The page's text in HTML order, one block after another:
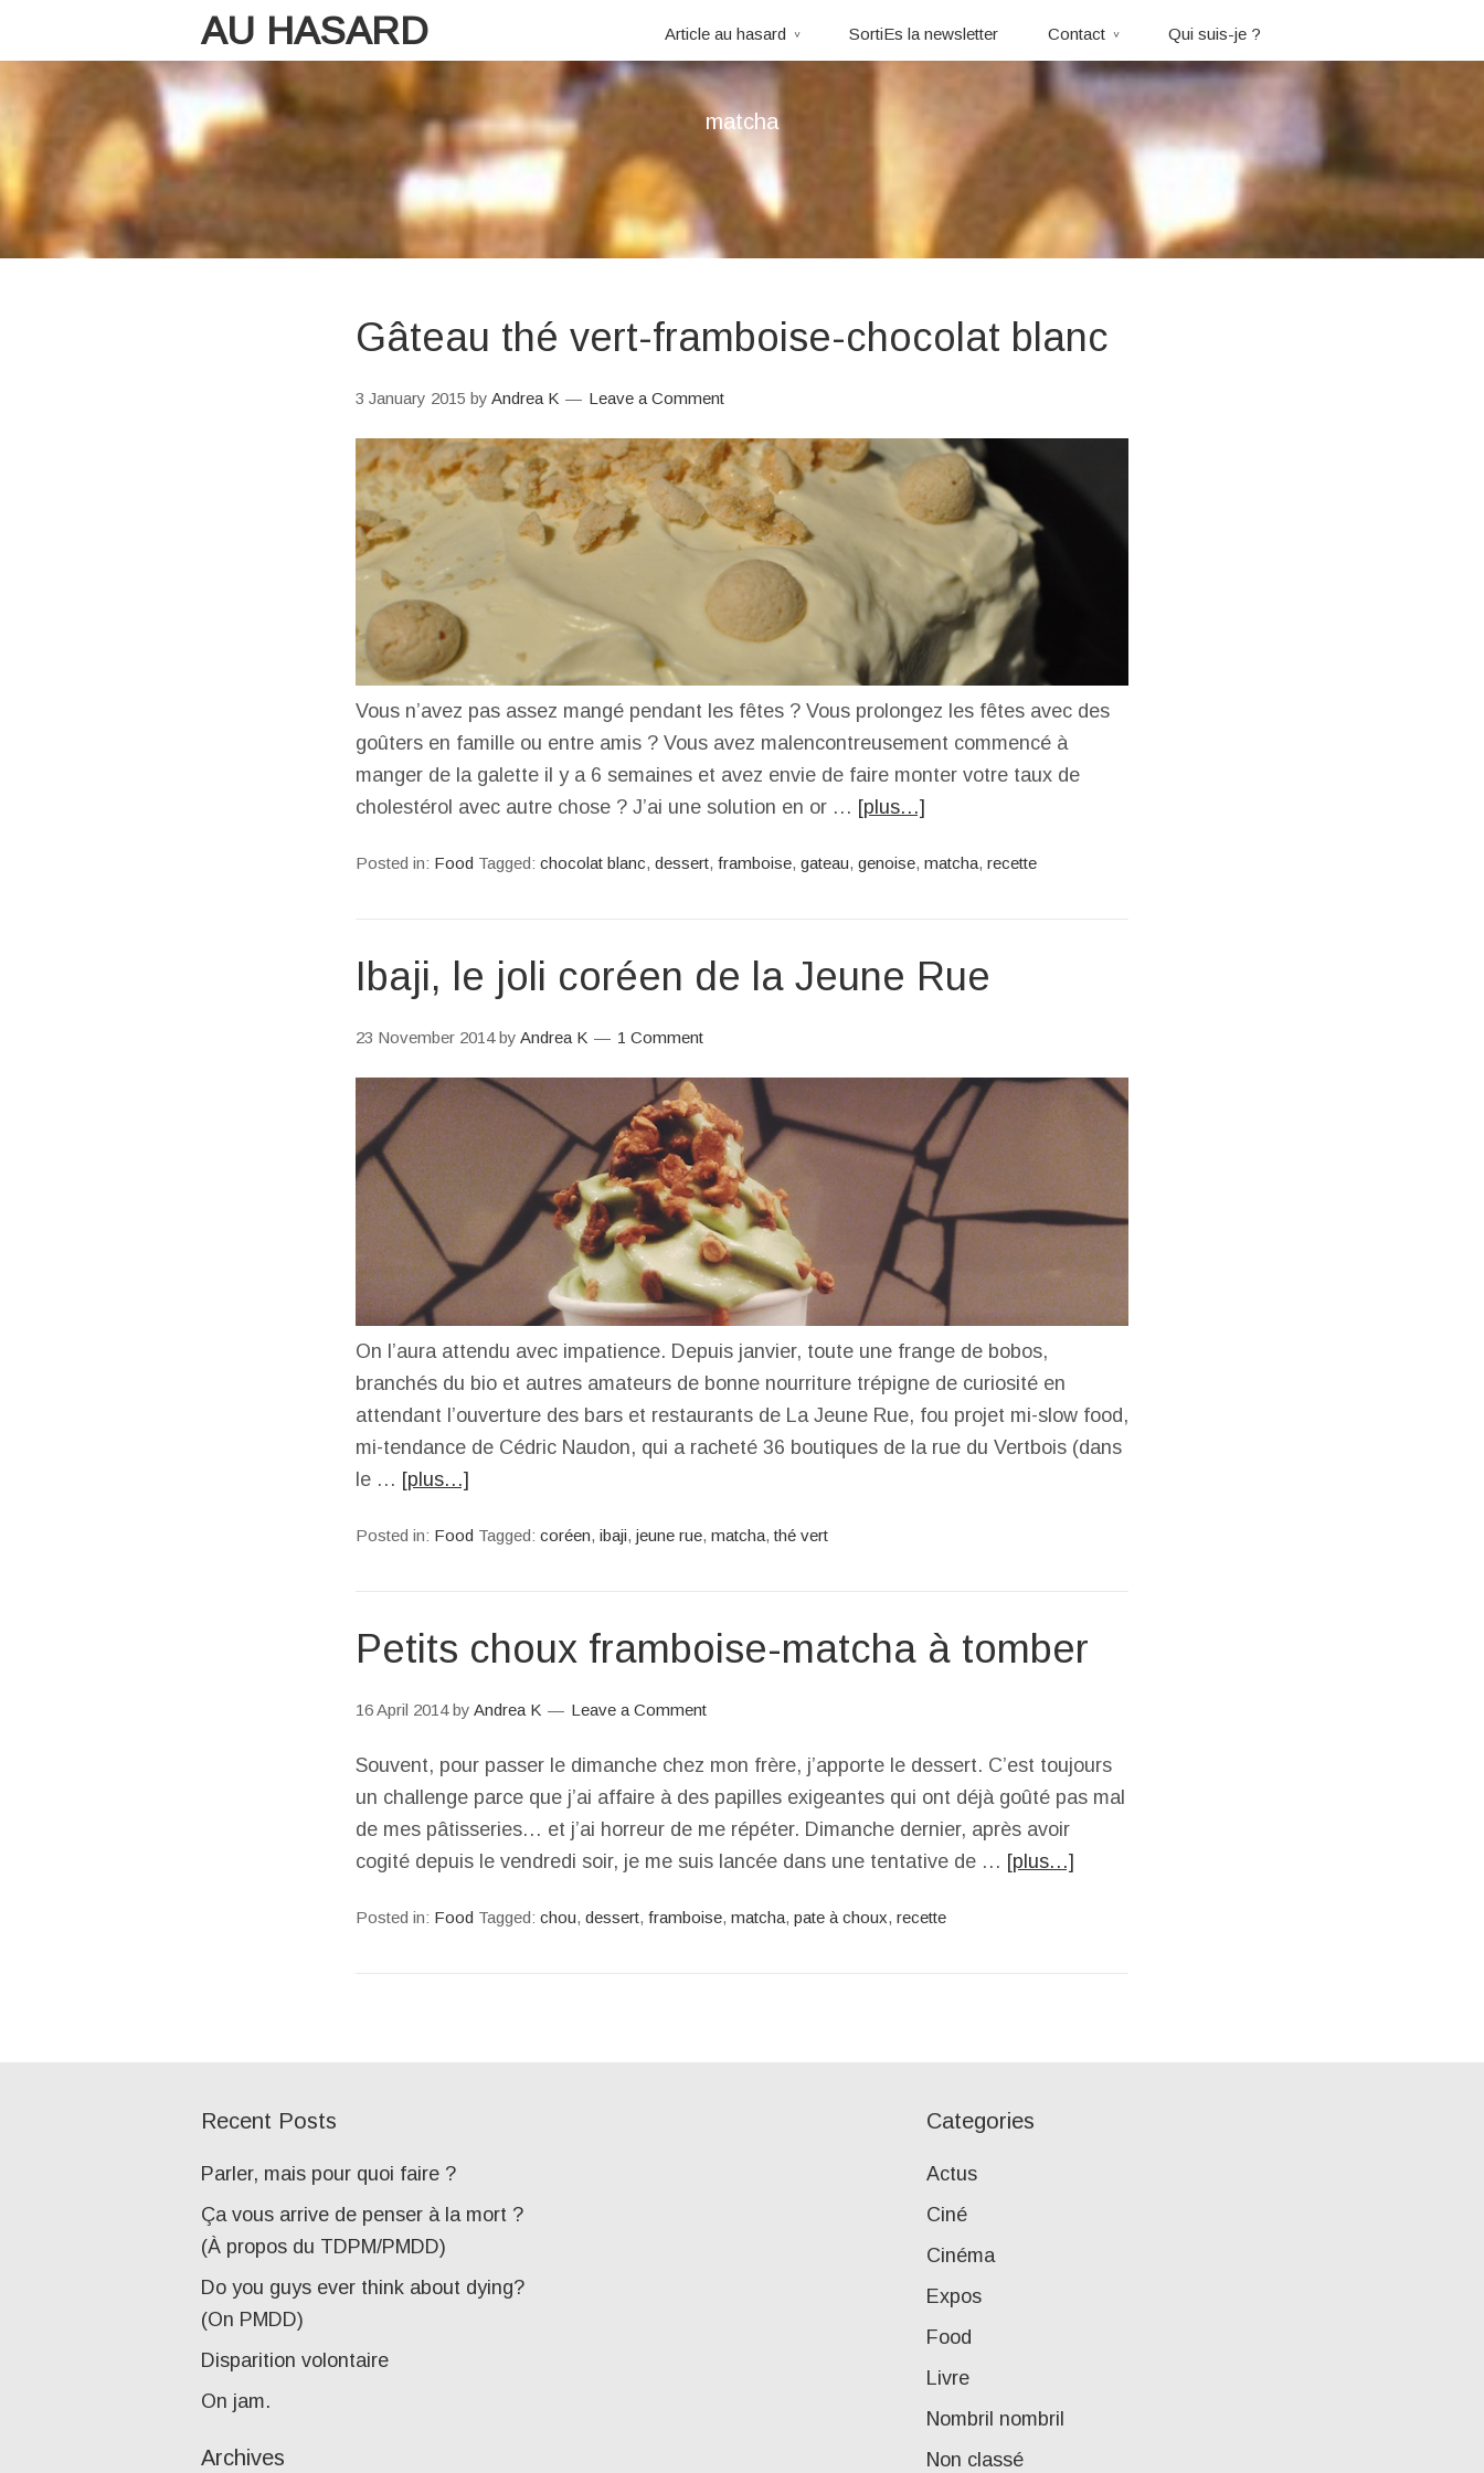
AU HASARD Article au hasard SortiEs la newsletter Contact Qui suis-je ?
matcha
Gâteau thé vert-framboise-chocolat blanc
3 January 2015 by Andrea K Leave a Comment
Vous n’avez pas assez mangé pendant les fêtes ? Vous prolongez les fêtes avec des
goûters en famille ou entre amis ? Vous avez malencontreusement commencé à
manger de la galette il y a 6 semaines et avez envie de faire monter votre taux de
cholestérol avec autre chose ? J’ai une solution en or … [plus…]
Posted in: Food Tagged: chocolat blanc, dessert, framboise, gateau, genoise, matcha, recette
Ibaji, le joli coréen de la Jeune Rue
23 November 2014 by Andrea K 1 Comment
On l’aura attendu avec impatience. Depuis janvier, toute une frange de bobos,
branchés du bio et autres amateurs de bonne nourriture trépigne de curiosité en
attendant l’ouverture des bars et restaurants de La Jeune Rue, fou projet mi-slow food,
mi-tendance de Cédric Naudon, qui a racheté 36 boutiques de la rue du Vertbois (dans
le … [plus…]
Posted in: Food Tagged: coréen, ibaji, jeune rue, matcha,thé vert
Petits choux framboise-matcha à tomber
16 April 2014 by Andrea K Leave a Comment
Souvent, pour passer le dimanche chez mon frère, j’apporte le dessert. C’est toujours
un challenge parce que j’ai affaire à des papilles exigeantes qui ont déjà goûté pas mal
de mes pâtisseries… et j’ai horreur de me répéter. Dimanche dernier, après avoir
cogité depuis le vendredi soir, je me suis lancée dans une tentative de … [plus…]
Posted in: Food Tagged: chou, dessert, framboise, matcha, pate à choux, recette
Recent Posts
Parler, mais pour quoi faire ?
Ça vous arrive de penser à la mort ?
(À propos du TDPM/PMDD)
Do you guys ever think about dying?
(On PMDD)
Disparition volontaire
On jam.
Archives
Categories
Actus
Ciné
Cinéma
Expos
Food
Livre
Nombril nombril
Non classé